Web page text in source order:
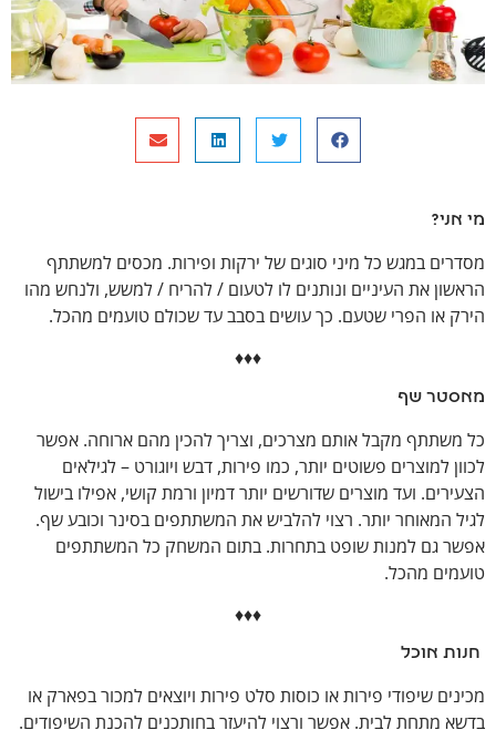
מי אני?
מסדרים במגש כל מיני סוגים של ירקות ופירות. מכסים למשתתף
הראשון את העיניים ונותנים לו לטעום / להריח / למשש, ולנחש מהו
הירק או הפרי שטעם. כך עושים בסבב עד שכולם טועמים מהכל.
♦♦♦
מאסטר שף
כל משתתף מקבל אותם מצרכים, וצריך להכין מהם ארוחה. אפשר
לכוון למוצרים פשוטים יותר, כמו פירות, דבש ויוגורט – לגילאים
הצעירים. ועד מוצרים שדורשים יותר דמיון ורמת קושי, אפילו בישול
לגיל המאוחר יותר. רצוי להלביש את המשתתפים בסינר וכובע שף.
אפשר גם למנות שופט בתחרות. בתום המשחק כל המשתתפים
טועמים מהכל.
♦♦♦
חנות אוכל
מכינים שיפודי פירות או כוסות סלט פירות ויוצאים למכור בפארק או
בדשא מתחת לבית. אפשר ורצוי להיעזר בחותכנים להכנת השיפודים.